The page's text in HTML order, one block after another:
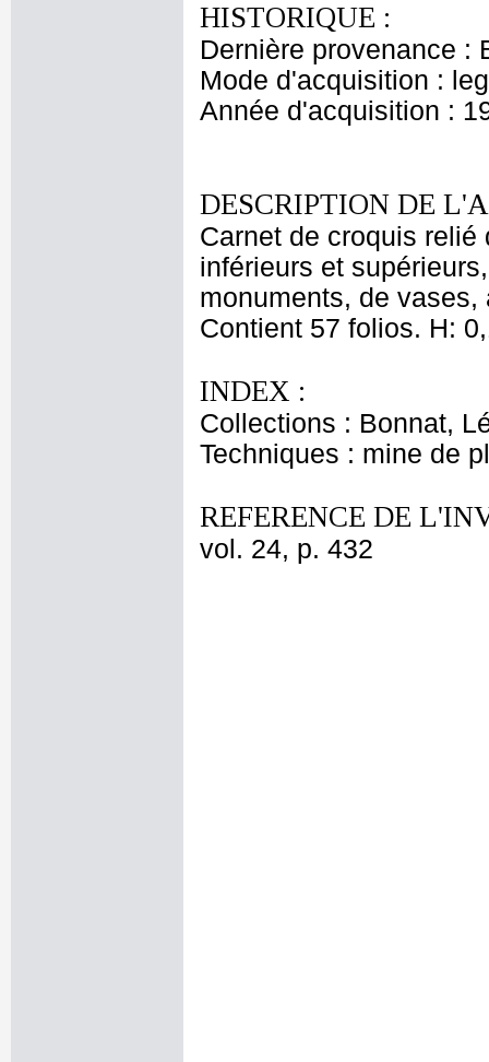
HISTORIQUE :
Dernière provenance :
Mode d'acquisition :
Année d'acquisition :
DESCRIPTION DE
Carnet de croquis
inférieurs et
monuments, de
Contient 57 folios. H:
INDEX :
Collections : Bonnat,
Techniques : mine de
REFERENCE DE
vol. 24, p. 432